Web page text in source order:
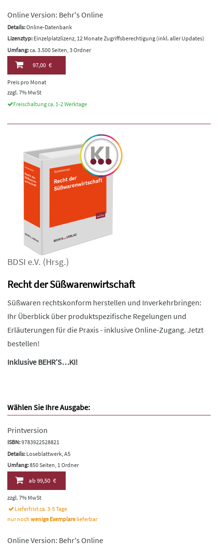
Online Version: Behr's Online
Details:Online-Datenbank
Lizenztyp: Einzelplatzlizenz, 12 Monate Zugriffsberechtigung (inkl. aller Updates)
Umfang:ca. 3.500 Seiten, 3 Ordner
97,00 €
Preis pro Monat
zzgl. 7% MwSt
Freischaltung ca. 1-2 Werktage
BDSI e.V. (Hrsg.)
Recht der Süßwarenwirtschaft
Süßwaren rechtskonform herstellen und Inverkehrbringen:
Ihr Überblick über produktspezifische Regelungen und
Erläuterungen für die Praxis - inklusive Online-Zugang. Jetzt
bestellen!
Inklusive BEHR’S…KI!
Wählen Sie Ihre Ausgabe:
Printversion
ISBN:9783922528821
Details: Loseblattwerk, A5
Umfang:850 Seiten, 1 Ordner
ab99,50 €
zzgl. 7% MwSt
Lieferfrist ca. 3-5 Tage
nur noch wenige Exemplare lieferbar
Online Version: Behr's Online